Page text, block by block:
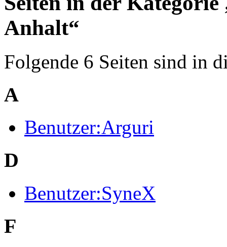
Anhalt“
Folgende 6 Seiten sind in
A
Benutzer:Arguri
D
Benutzer:SyneX
F